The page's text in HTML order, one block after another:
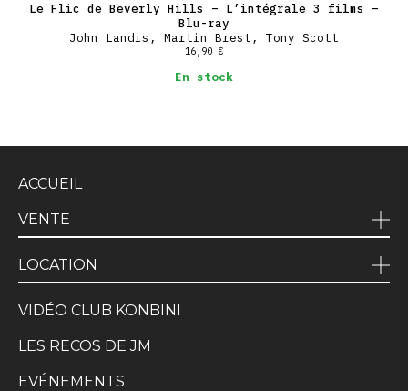
Le Flic de Beverly Hills – L’intégrale 3 films –
Blu-ray
John Landis, Martin Brest, Tony Scott
16,90 €
En stock
ACCUEIL
VENTE
LOCATION
VIDÉO CLUB KONBINI
LES RECOS DE JM
EVÉNEMENTS